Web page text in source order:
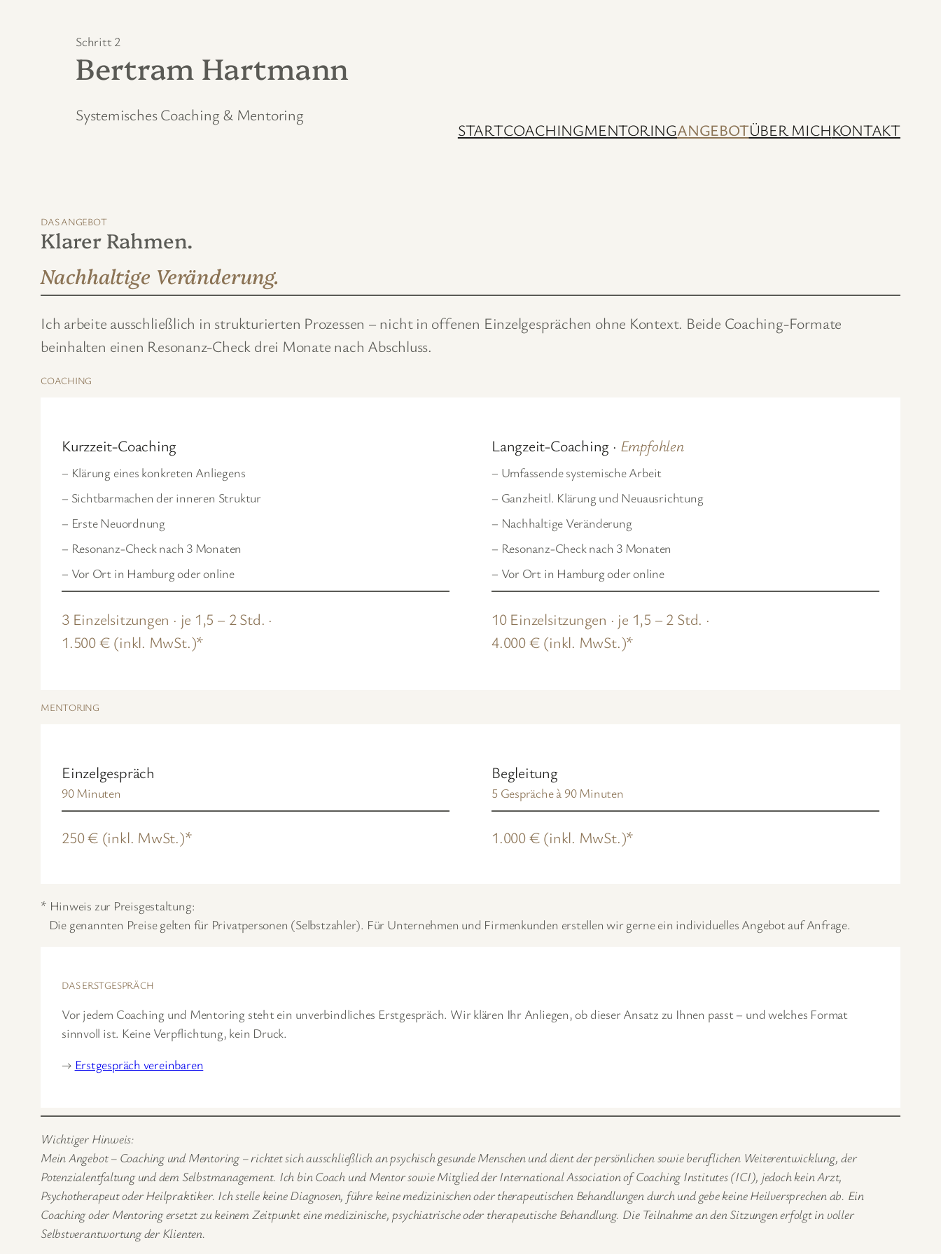
Schritt 2
Bertram Hartmann
Systemisches Coaching & Mentoring
STARTCOACHINGMENTORINGANGEBOTÜBER MICHKONTAKT
DAS ANGEBOT
Klarer Rahmen.
Nachhaltige Veränderung.
Ich arbeite ausschließlich in strukturierten Prozessen – nicht in offenen Einzelgesprächen ohne Kontext. Beide Coaching-Formate
beinhalten einen Resonanz-Check drei Monate nach Abschluss.
COACHING
Kurzzeit-Coaching
– Klärung eines konkreten Anliegens
– Sichtbarmachen der inneren Struktur
– Erste Neuordnung
– Resonanz-Check nach 3 Monaten
– Vor Ort in Hamburg oder online
3 Einzelsitzungen · je 1,5 – 2 Std. ·
1.500 € (inkl. MwSt.)*
Langzeit-Coaching · Empfohlen
– Umfassende systemische Arbeit
– Ganzheitl. Klärung und Neuausrichtung
– Nachhaltige Veränderung
– Resonanz-Check nach 3 Monaten
– Vor Ort in Hamburg oder online
10 Einzelsitzungen · je 1,5 – 2 Std. ·
4.000 € (inkl. MwSt.)*
MENTORING
Einzelgespräch
90 Minuten
250 € (inkl. MwSt.)*
Begleitung
5 Gespräche à 90 Minuten
1.000 € (inkl. MwSt.)*
* Hinweis zur Preisgestaltung:
Die genannten Preise gelten für Privatpersonen (Selbstzahler). Für Unternehmen und Firmenkunden erstellen wir gerne ein individuelles Angebot auf Anfrage.
DAS ERSTGESPRÄCH
Vor jedem Coaching und Mentoring steht ein unverbindliches Erstgespräch. Wir klären Ihr Anliegen, ob dieser Ansatz zu Ihnen passt – und welches Format
sinnvoll ist. Keine Verpflichtung, kein Druck.
→ Erstgespräch vereinbaren
Wichtiger Hinweis:
Mein Angebot – Coaching und Mentoring – richtet sich ausschließlich an psychisch gesunde Menschen und dient der persönlichen sowie beruflichen Weiterentwicklung, der
Potenzialentfaltung und dem Selbstmanagement. Ich bin Coach und Mentor sowie Mitglied der International Association of Coaching Institutes (ICI), jedoch kein Arzt,
Psychotherapeut oder Heilpraktiker. Ich stelle keine Diagnosen, führe keine medizinischen oder therapeutischen Behandlungen durch und gebe keine Heilversprechen ab. Ein
Coaching oder Mentoring ersetzt zu keinem Zeitpunkt eine medizinische, psychiatrische oder therapeutische Behandlung. Die Teilnahme an den Sitzungen erfolgt in voller
Selbstverantwortung der Klienten.